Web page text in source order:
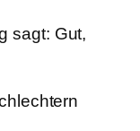
sagt: Gut,